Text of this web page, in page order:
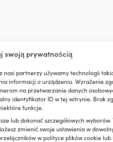
swoją prywatnością
nasi partnerzy używamy technologii
informacji o urządzeniu. Wyrażenie
na przetwarzanie danych
identyfikator ID w tej witrynie. Brak
funkcje.
lub dokonać szczegółowych
zmienić swoje ustawienia w
w polityce plików cookie lub